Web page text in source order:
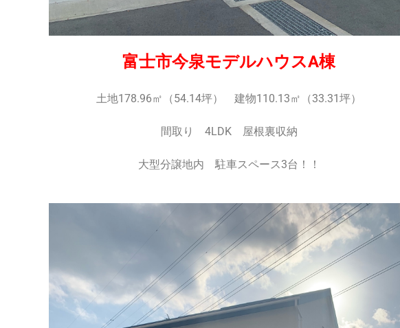
富士市今泉モデルハウスA棟
土地178.96㎡（54.14坪） 建物110.13㎡（33.31坪）
間取り 4LDK 屋根裏収納
大型分譲地内 駐車スペース3台！！